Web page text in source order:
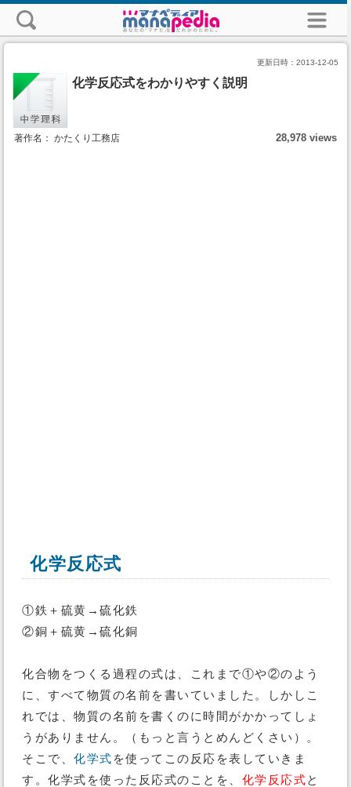
更新日時： 2013-12-05
化学反応式をわかりやすく説明
著作名： かたくり工務店 28,978 views
化学反応式
①鉄＋硫黄→硫化鉄
②銅＋硫黄→硫化銅
化合物をつくる過程の式は、これまで①や②のよう
に、すべて物質の名前を書いていました。しかしこ
れでは、物質の名前を書くのに時間がかかってしょ
うがありません。（もっと言うとめんどくさい）。
そこで、 化学式 を使ってこの反応を表していきま
す。化学式を使った反応式のことを、 化学反応式と